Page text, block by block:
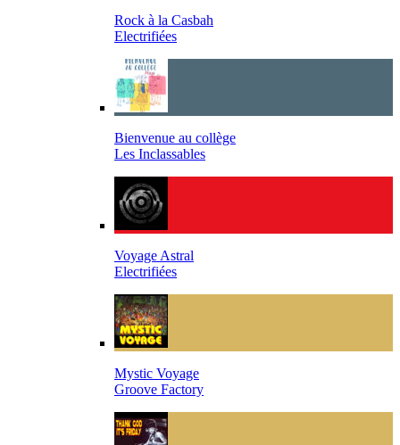
Rock à la Casbah
Electrifiées
Bienvenue au collège
Les Inclassables
Voyage Astral
Electrifiées
Mystic Voyage
Groove Factory